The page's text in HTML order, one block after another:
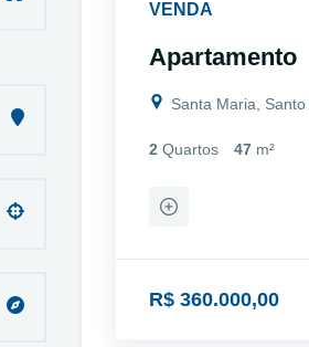
VENDA
Apartamento
Santa Maria,
2 Quartos 47 m²
R$ 360.000,00